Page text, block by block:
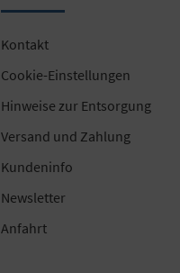
Kontakt
Cookie-Einstellungen
Hinweise zur Entsorgung
Versand und Zahlung
Kundeninfo
Newsletter
Anfahrt